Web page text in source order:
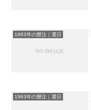
1963年の暦注｜選日
1963年の暦注｜選日